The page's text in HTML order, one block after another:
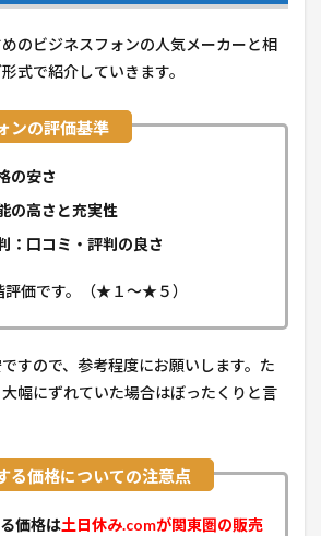
のビジネスフォンの人気メーカーと相
式で紹介していきます。
の安さ
の高さと充実性
：口コミ・評判の良さ
価です。（★１～★５）
すので、参考程度にお願いします。た
幅にずれていた場合はぼったくりと言
価格は土日休み.comが関東圏の販売